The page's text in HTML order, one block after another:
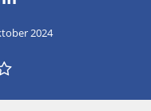
2024